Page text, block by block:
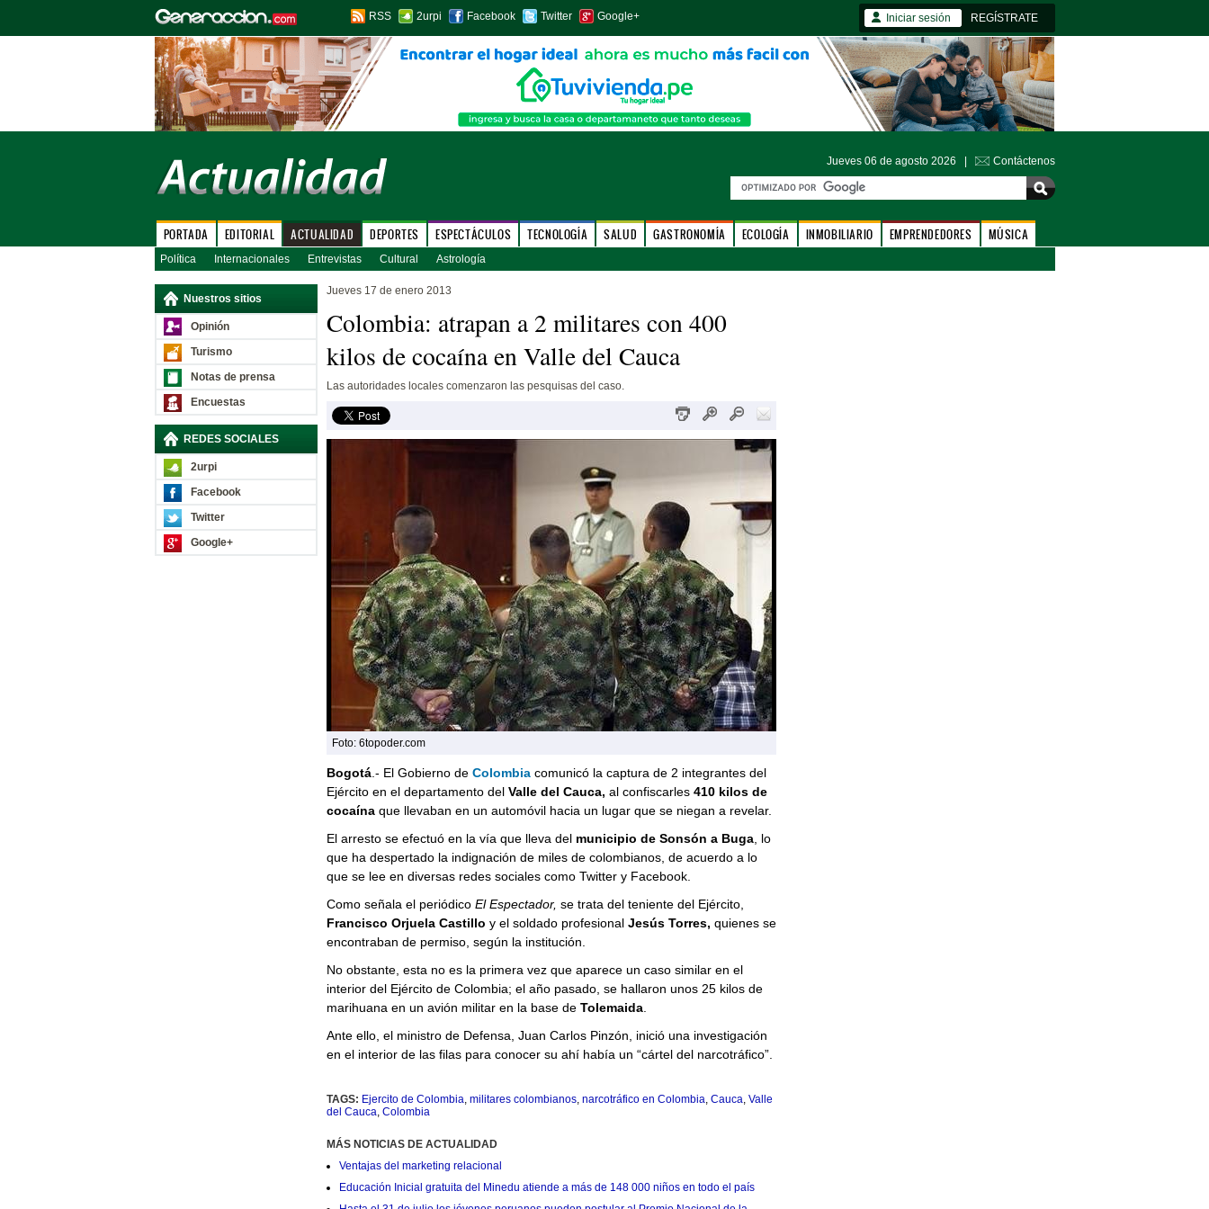
RSS 2urpi Facebook Twitter Google+ Iniciar sesión REGÍSTRATE
Jueves 06 de agosto 2026 | Contáctenos
PORTADA EDITORIAL ACTUALIDAD DEPORTES ESPECTÁCULOS TECNOLOGÍA SALUD GASTRONOMÍA ECOLOGÍA INMOBILIARIO EMPRENDEDORES MÚSICA
Política Internacionales Entrevistas Cultural Astrología
Nuestros sitios
Opinión
Turismo
Notas de prensa
Encuestas
REDES SOCIALES
2urpi
Facebook
Twitter
Google+
Jueves 17 de enero 2013
Colombia: atrapan a 2 militares con 400
kilos de cocaína en Valle del Cauca
Las autoridades locales comenzaron las pesquisas del caso.
Foto: 6topoder.com
Bogotá.- El Gobierno de Colombiacomunicó la captura de 2 integrantes del
Ejército en el departamento del Valle del Cauca, al confiscarles 410 kilos de
cocaínaque llevaban en un automóvil hacia un lugar que se niegan a revelar.
El arresto se efectuó en la vía que lleva del municipio de Sonsón a Buga, lo
que ha despertado la indignación de miles de colombianos, de acuerdo a lo
que se lee en diversas redes sociales como Twitter y Facebook.
Como señala el periódico El Espectador, se trata del teniente del Ejército,
Francisco Orjuela Castillo y el soldado profesional Jesús Torres, quienes se
encontraban de permiso, según la institución.
No obstante, esta no es la primera vez que aparece un caso similar en el
interior del Ejército de Colombia; el año pasado, se hallaron unos 25 kilos de
marihuana en un avión militar en la base de Tolemaida.
Ante ello, el ministro de Defensa, Juan Carlos Pinzón, inició una investigación
en el interior de las filas para conocer su ahí había un “cártel del narcotráfico”.
TAGS: Ejercito de Colombia, militares colombianos, narcotráfico en Colombia, Cauca, Valle
del Cauca, Colombia
MÁS NOTICIAS DE ACTUALIDAD
Ventajas del marketing relacional
Educación Inicial gratuita del Minedu atiende a más de 148 000 niños en todo el país